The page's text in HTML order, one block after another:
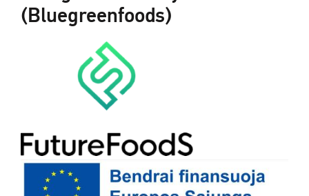
(Bluegreenfoods)